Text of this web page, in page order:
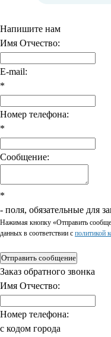
Напишите нам
Имя Отчество:
E-mail:
*
Номер телефона:
*
Сообщение:
*
- поля, обязательные для
Нажимая кнопку «Отправить
данных в соответствии c политикой
Отправить сообщение
Заказ обратного звонка
Имя Отчество:
Номер телефона:
с кодом города